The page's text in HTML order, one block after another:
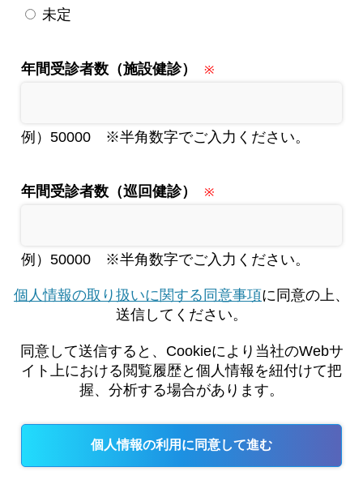
未定
年間受診者数（施設健診）
例）50000 ※半角数字でご入力ください。
年間受診者数（巡回健診）
例）50000 ※半角数字でご入力ください。
個人情報の取り扱いに関する同意事項に同意の上、
送信してください。
同意して送信すると、Cookieにより当社のWebサ
イト上における閲覧履歴と個人情報を紐付けて把
握、分析する場合があります。